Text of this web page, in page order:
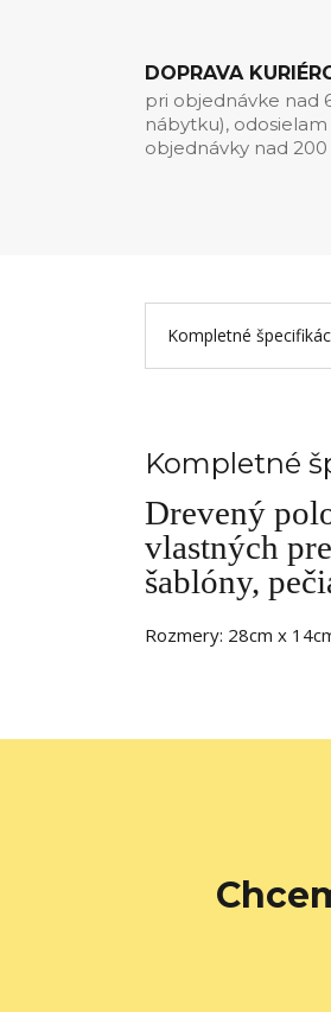
DOPRAVA
pri objednávke nad
nábytku), odosielam
objednávky nad
Kompletné
Kompletné
Drevený
vlastných
šablóny,
Rozmery: 28cm x